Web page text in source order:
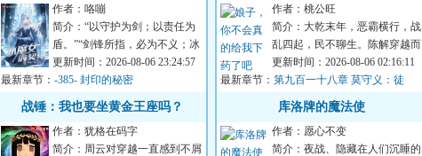
作者：咯嘣
简介：“以守护为剑；以责任为
盾。”“剑锋所指，必为不义；冰
霜所至，必护无辜。”“若违此
誓”“当冰噬...
更新时间：2026-08-06 23:24:57
最新章节： -385- 封印的秘密
战锤：我也要坐黄金王座吗？
作者：犹格在码字
简介：周云对穿越一直感到不屑
作者：桃公旺
简介：大乾末年，恶霸横行，战
乱四起，民不聊生。陈解穿越而
来，发现自己竟然是个嗜酒的烂
赌鬼，家里还有...
更新时间：2026-08-06 02:16:11
最新章节： 第九百一十八章 莫守义：徒
儿，你没有什么秘密瞒着师父吧？
库洛牌的魔法使
作者：愿心不变
简介：夜战、隐藏在人们沉睡的